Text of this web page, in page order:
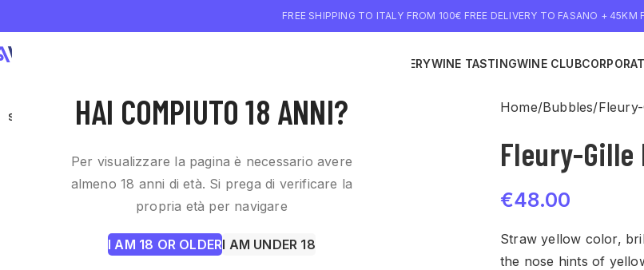
HAI COMPIUTO 18 ANNI?
Per visualizzare la pagina è necessario avere
almeno 18 anni di età. Si prega di verificare la
propria età per navigare
I AM 18 OR OLDERI AM UNDER 18
FREE SHIPPING TO ITALY FROM 100€ FREE DELIVERY TO FASANO + 45KM
WINE DELIVERYWINE TASTINGWINE CLUB
SOLD OUT
Home Bubbles
Fleury-Gille
€48.00
Straw yellow color,
the nose hints of